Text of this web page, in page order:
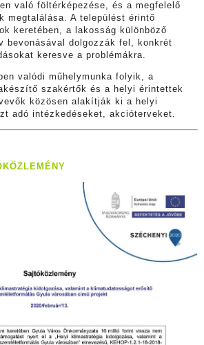
való föltérképezése, és a megfelelő
megtalálása. A települést érintő
keretében, a lakosság különböző
bevonásával dolgozzák fel, konkrét
keresve a problémákra.
valódi műhelymunka folyik, a
szakértők és a helyi érintettek
közösen alakítják ki a helyi
adó intézkedéseket, akcióterveket.